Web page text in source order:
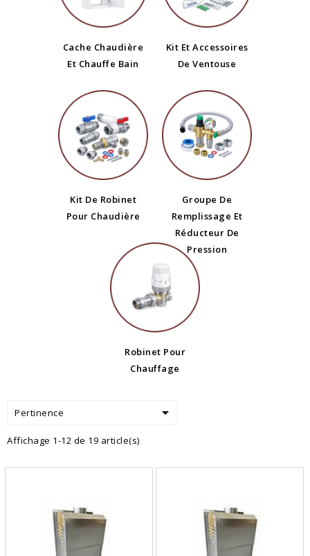
Cache Chaudière
Et Chauffe Bain
Kit Et Accessoires
De Ventouse
Kit De Robinet
Pour Chaudière
Groupe De
Remplissage Et
Réducteur De
Pression
Robinet Pour
Chauffage
Pertinence 
Affichage 1-12 de 19 article(s)